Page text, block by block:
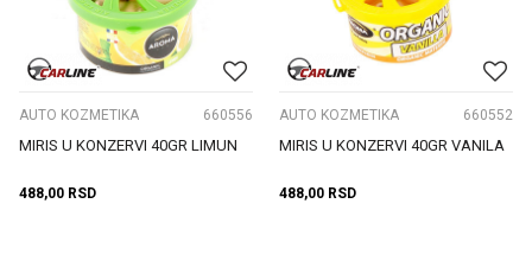
AUTO KOZMETIKA 660556
MIRIS U KONZERVI 40GR LIMUN
488,00 RSD
AUTO KOZMETIKA 660552
MIRIS U KONZERVI 40GR VANILA
488,00 RSD